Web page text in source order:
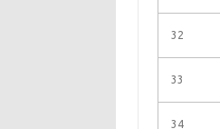
32
33
34